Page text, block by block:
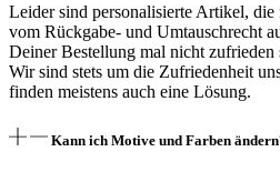
Leider sind personalisierte Artikel,
vom Rückgabe- und Umtauschrecht
Deiner Bestellung mal nicht zufrieden
Wir sind stets um die Zufriedenheit
finden meistens auch eine Lösung.
Kann ich Motive und Farben